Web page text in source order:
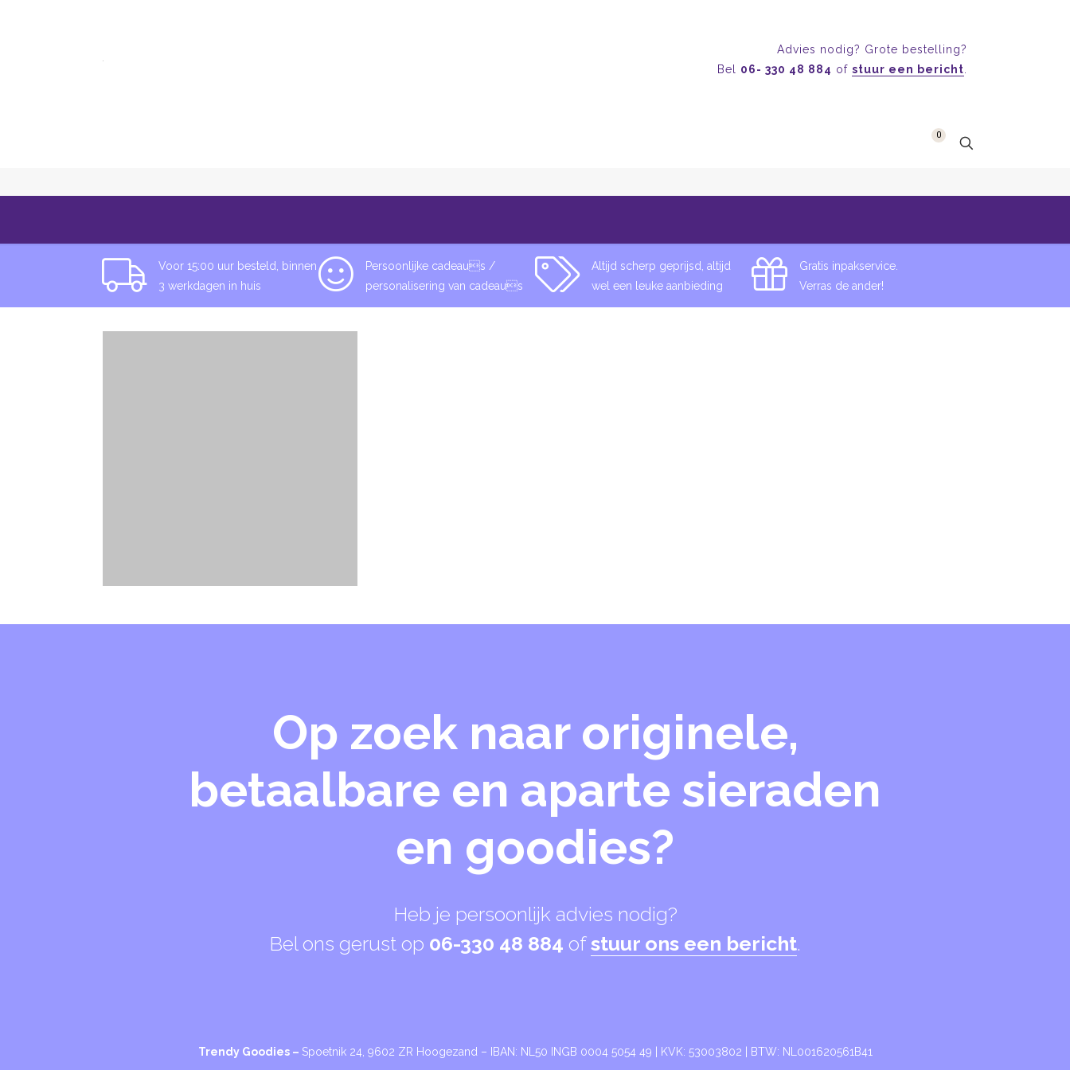
Advies nodig? Grote bestelling?
Bel 06- 330 48 884 of stuur een bericht
0
Voor 15:00 uur besteld, binnen
3 werkdagen in huis
Persoonlijke cadeaus /
personalisering van cadeaus
Altijd scherp geprijsd, altijd
wel een leuke aanbieding
Gratis inpakservice.
Verras de ander!
Op zoek naar originele,
betaalbare en aparte sieraden
en goodies?
Heb je persoonlijk advies nodig?
Bel ons gerust op 06-330 48 884 ofstuur ons een bericht.
Trendy Goodies – Spoetnik 24, 9602 ZR Hoogezand – IBAN: NL50 INGB 0004 5054 49 | KVK: 53003802 | BTW: NL001620561B41